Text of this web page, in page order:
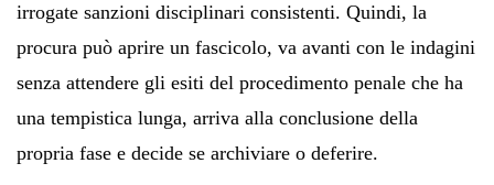
irrogate sanzioni disciplinari consistenti. Quindi, la
procura può aprire un fascicolo, va avanti con le indagini
senza attendere gli esiti del procedimento penale che ha
una tempistica lunga, arriva alla conclusione della
propria fase e decide se archiviare o deferire.